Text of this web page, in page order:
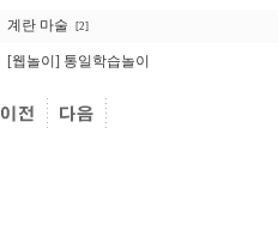
계란 마술 [2]
[웹놀이] 통일학습놀이